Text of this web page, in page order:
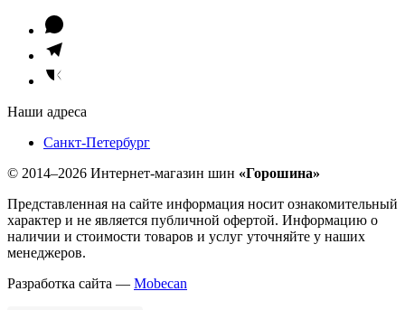
Наши адреса
Санкт-Петербург
© 2014–2026 Интернет-магазин шин «Горошина»
Представленная на сайте информация носит ознакомительный
характер и не является публичной офертой. Информацию о
наличии и стоимости товаров и услуг уточняйте у наших
менеджеров.
Разработка сайта — Mobecan